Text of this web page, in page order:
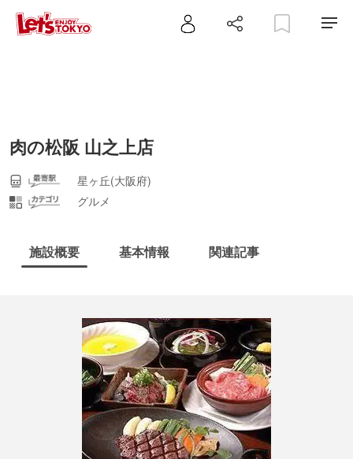
肉の松阪 山之上店
星ヶ丘(大阪府)
グルメ
施設概要 基本情報 関連記事